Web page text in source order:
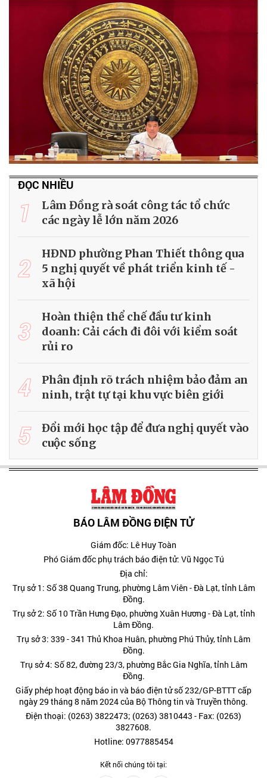
ĐỌC NHIỀU
1
Lâm Đồng rà soát công tác tổ chức
các ngày lễ lớn năm 2026
2
HĐND phường Phan Thiết thông qua
5 nghị quyết về phát triển kinh tế -
xã hội
3
Hoàn thiện thể chế đầu tư kinh
doanh: Cải cách đi đôi với kiểm soát
rủi ro
4
Phân định rõ trách nhiệm bảo đảm an
ninh, trật tự tại khu vực biên giới
5
Đổi mới học tập để đưa nghị quyết vào
cuộc sống
BÁO LÂM ĐỒNG ĐIỆN TỬ
Giám đốc: Lê Huy Toàn
Phó Giám đốc phụ trách báo điện tử: Vũ Ngọc Tú
Địa chỉ:
Trụ sở 1: Số 38 Quang Trung, phường Lâm Viên - Đà Lạt, tỉnh Lâm
Đồng.
Trụ sở 2: Số 10 Trần Hưng Đạo, phường Xuân Hương - Đà Lạt, tỉnh
Lâm Đồng.
Trụ sở 3: 339 - 341 Thủ Khoa Huân, phường Phú Thủy, tỉnh Lâm
Đồng.
Trụ sở 4: Số 82, đường 23/3, phường Bắc Gia Nghĩa, tỉnh Lâm
Đồng.
Giấy phép hoạt động báo in và báo điện tử số 232/GP-BTTT cấp
ngày 29 tháng 8 năm 2024 của Bộ Thông tin và Truyền thông.
Điện thoại: (0263) 3822473; (0263) 3810443 - Fax: (0263)
3827608.
Hotline: 0977885454
Kết nối chúng tôi tại: